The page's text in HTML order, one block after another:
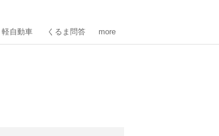
軽自動車 くるま問答 more